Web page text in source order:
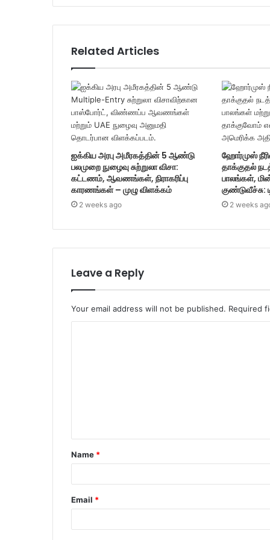
Related Articles
ஐக்கிய அரபு அமீரகத்தின் 5 ஆண்டு
பலமுறை நுழைவு சுற்றுலா விசா:
கட்டணம், ஆவணங்கள், நிராகரிப்பு
காரணங்கள் – முழு விளக்கம்
2 weeks ago
ஹோர்முஸ்
தாக்குதல்
பாலங்கள்,
குண்டுவீச்சு:
2 weeks
Leave a Reply
Your email address will not be published. Required
t
*
Name *
Email *